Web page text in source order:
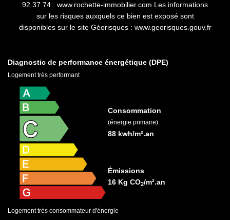
92 37 74 www.rochette-immobilier.com Les informations
sur les risques auxquels ce bien est exposé sont
disponibles sur le site Géorisques : www.georisques.gouv.fr
Diagnostic de performance énergétique (DPE)
Logement très performant
Logement très consommateur d'énergie
Consommation
(énergie primaire)
88 kwh/m².an
Émissions
16 Kg CO2/m².an